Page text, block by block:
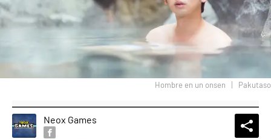
Pakutaso
Hombre en un onsen
Neox Games